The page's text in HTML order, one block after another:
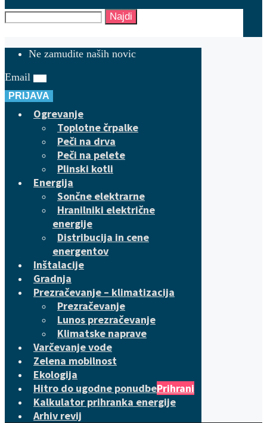
Najdi
Ne zamudite naših novic
Email
PRIJAVA
Ogrevanje
Toplotne črpalke
Peči na drva
Peči na pelete
Plinski kotli
Energija
Sončne elektrarne
Hranilniki električne
energije
Distribucija in cene
energentov
Inštalacije
Gradnja
Prezračevanje – klimatizacija
Prezračevanje
Lunos prezračevanje
Klimatske naprave
Varčevanje vode
Zelena mobilnost
Ekologija
Hitro do ugodne ponudbePrihrani
Kalkulator prihranka energije
Arhiv revij